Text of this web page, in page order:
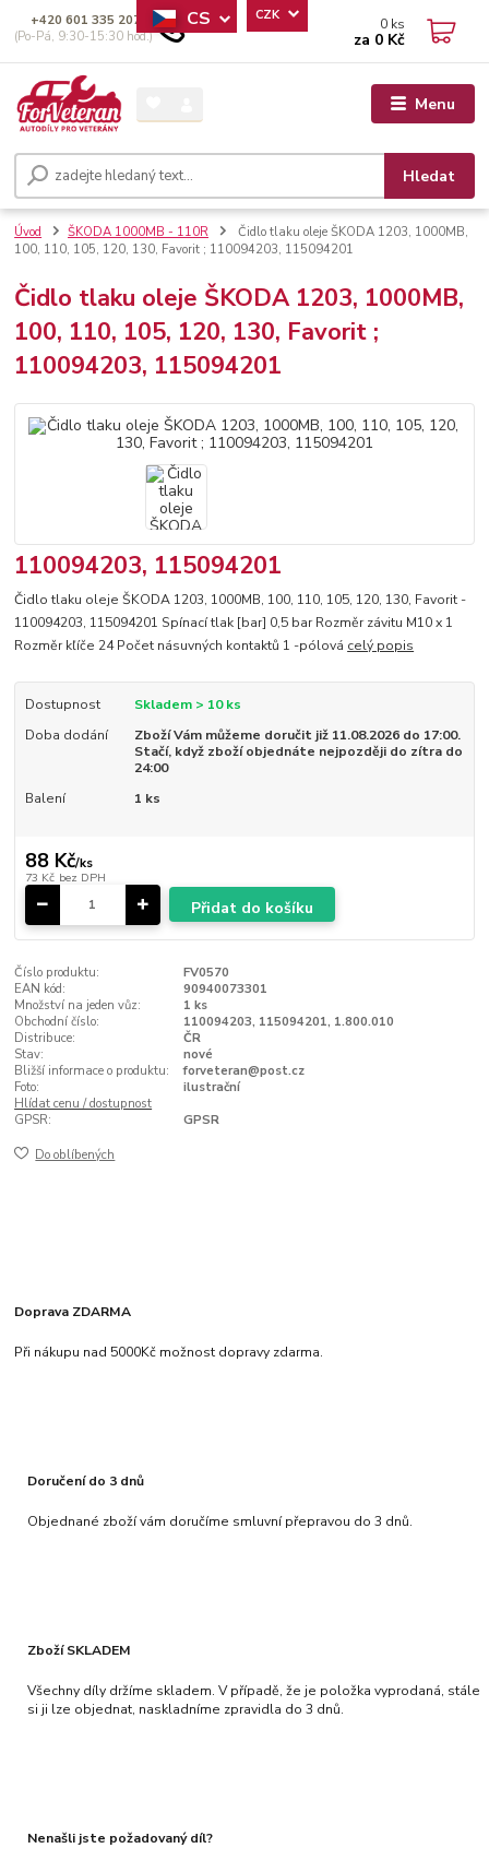
Menu
CS CZK
Hledat
+420 601 335 207
(Po-Pá, 9:30-15:30 hod.)
0 ks
za 0 Kč
Úvod ŠKODA 1000MB - 110R
Čidlo tlaku oleje ŠKODA 1203, 1000MB,
100, 110, 105, 120, 130, Favorit ; 110094203, 115094201
Čidlo tlaku oleje ŠKODA 1203, 1000MB,
100, 110, 105, 120, 130, Favorit ;
110094203, 115094201
110094203, 115094201
Čidlo tlaku oleje ŠKODA 1203, 1000MB, 100, 110, 105, 120, 130, Favorit -
110094203, 115094201 Spínací tlak [bar] 0,5 bar Rozměr závitu M10 x 1
Rozměr kľíče 24 Počet násuvných kontaktů 1 -pólová celý popis
Dostupnost
Skladem > 10 ks
Doba dodání
Zboží Vám můžeme doručit již 11.08.2026 do 17:00.
Stačí, když zboží objednáte nejpozději do zítra do
24:00
Balení
1 ks
88 Kč/ks
73 Kč bez DPH
Přidat do košíku
Číslo produktu:
FV0570
EAN kód:
90940073301
Množství na jeden vůz:
1 ks
Obchodní číslo:
110094203, 115094201, 1.800.010
Distribuce:
ČR
Stav:
nové
Bližší informace o produktu:
forveteran@post.cz
Foto:
ilustrační
Hlídat cenu / dostupnost
GPSR:
GPSR
Do oblíbených
Doprava ZDARMA
Při nákupu nad 5000Kč možnost dopravy zdarma.
Doručení do 3 dnů
Objednané zboží vám doručíme smluvní přepravou do 3 dnů.
Zboží SKLADEM
Všechny díly držíme skladem. V případě, že je položka vyprodaná, stále
si ji lze objednat, naskladníme zpravidla do 3 dnů.
Nenašli jste požadovaný díl?